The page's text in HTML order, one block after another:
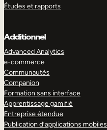
Études et rapports
Additionnel
Advanced Analytics
e-commerce
Communautés
Companion
Formation sans interface
Apprentissage gamifié
Entreprise étendue
Publication d’applications mobiles